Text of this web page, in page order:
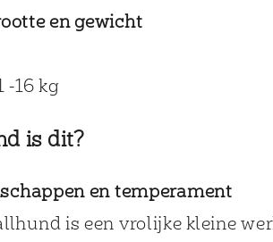
en gewicht
-16 kg
is dit?
en temperament
is een vrolijke kleine